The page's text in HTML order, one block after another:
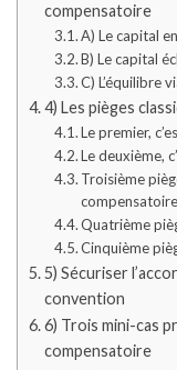
compensatoire
A) Le capital
B) Le capital
C) L’équilibre
4) Les pièges
Le premier,
Le deuxième,
Troisième
Quatrième
Cinquième
5) Sécuriser
convention
6) Trois mini-cas
compensatoire